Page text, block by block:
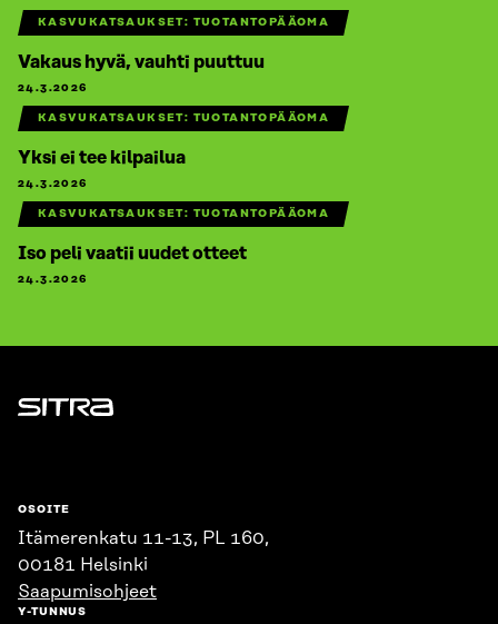
KASVUKATSAUKSET: TUOTANTOPÄÄOMA
Vakaus hyvä, vauhti puuttuu
24.3.2026
KASVUKATSAUKSET: TUOTANTOPÄÄOMA
Yksi ei tee kilpailua
24.3.2026
KASVUKATSAUKSET: TUOTANTOPÄÄOMA
Iso peli vaatii uudet otteet
24.3.2026
Sitra
OSOITE
Itämerenkatu 11-13, PL 160,
00181 Helsinki
Saapumisohjeet
Y-TUNNUS